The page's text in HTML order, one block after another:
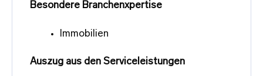
Besondere Branchenxpertise
Immobilien
Auszug aus den Serviceleistungen